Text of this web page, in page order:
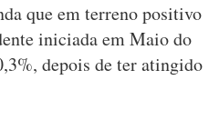
que em terreno positivo
iniciada em Maio do
depois de ter atingido